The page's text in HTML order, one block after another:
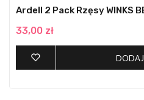
Ardell 2 Pack Rzęsy WINKS
33,00 zł